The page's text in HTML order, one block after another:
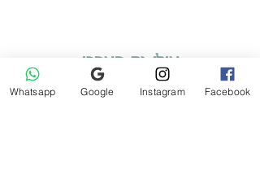
אולי גם תאהבו
Whatsapp Google Instagram Facebook